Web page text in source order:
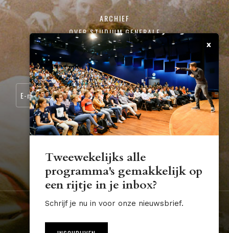
ARCHIEF
OVER STUDIUM GENERALE
CONTACT
SCHRIJF JE IN VOOR ONZE NIEUWSBRIEF:
STUDIUM.GENERALE@TUE.NL
Nederland
Tweewekelijks alle
programma's gemakkelijk op
een rijtje in je inbox?
Schrijf je nu in voor onze nieuwsbrief.
x